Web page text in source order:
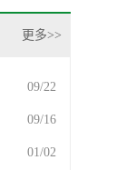
更多>>
09/22
09/16
01/02